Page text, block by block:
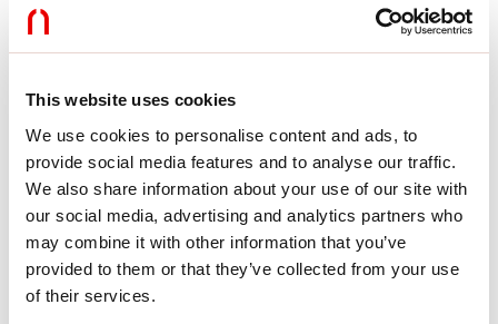
This website uses cookies
We use cookies to personalise content and ads, to
provide social media features and to analyse our traffic.
We also share information about your use of our site with
our social media, advertising and analytics partners who
may combine it with other information that you’ve
provided to them or that they’ve collected from your use
of their services.
Technische gegevens
Echt apparaatvermogen:
15W
IP:
20
Aantal voedingen per armatuur:
1
Voedingsspanning:
220-240V 50/60Hz
SELV:
Sì
Bron
Lichtbron:
LED